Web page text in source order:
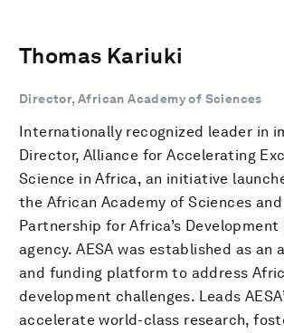
Thomas Kariuki
Director, African Academy of Sciences
Internationally recognized leader in
Director, Alliance for Accelerating
Science in Africa, an initiative
the African Academy of Sciences
Partnership for Africa’s Development
agency. AESA was established as an
and funding platform to address
development challenges. Leads
accelerate world-class research,